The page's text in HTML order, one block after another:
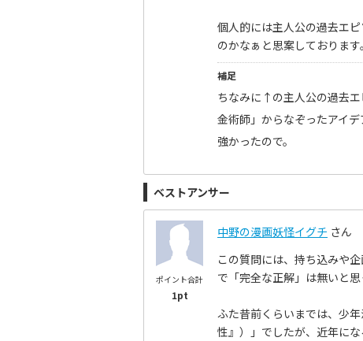
個人的には主人公の過去エ
のかなぁと思案しております。
補足
ちなみに↑の主人公の過去
金術師」からなぞったアイ
強かったので。
ベストアンサー
ポイント合計
1pt
中野の漫画妖怪イグチ さん
この質問には、持ち込みや
で「完全な正解」は無いと
ふた昔前くらいまでは、少
性』）」でしたが、近年に